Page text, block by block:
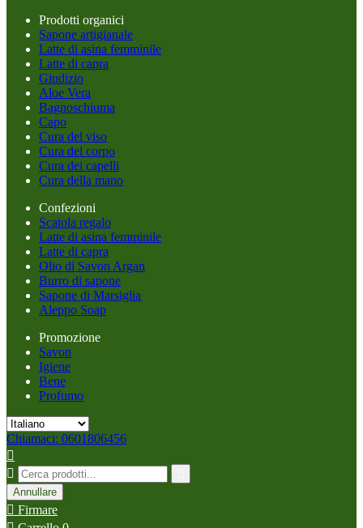
Prodotti organici
Sapone artigianale
Latte di asina femminile
Latte di capra
Giudizio
Aloe Vera
Bagnoschiuma
Capo
Cura del viso
Cura del corpo
Cura dei capelli
Cura della mano
Confezioni
Scatola regalo
Latte di asina femminile
Latte di capra
Olio di Savon Argan
Burro di sapone
Sapone di Marsiglia
Aleppo Soap
Promozione
Savon
Igiene
Bene
Profumo
Chiamaci: 0601806456


Annullare
 Firmare